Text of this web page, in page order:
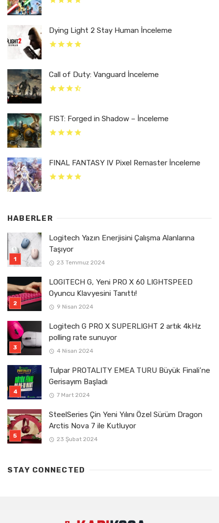
Dying Light 2 Stay Human İnceleme
Call of Duty: Vanguard İnceleme
FIST: Forged in Shadow – İnceleme
FINAL FANTASY IV Pixel Remaster İnceleme
HABERLER
Logitech Yazın Enerjisini Çalışma Alanlarına
Taşıyor
23 Temmuz 2024
LOGITECH G, Yeni PRO X 60 LIGHTSPEED
Oyuncu Klavyesini Tanıttı!
9 Nisan 2024
Logitech G PRO X SUPERLIGHT 2 artık 4kHz
polling rate sunuyor
4 Nisan 2024
Tulpar PROTALITY EMEA TURU Büyük Finali’ne
Gerisayım Başladı
7 Mart 2024
SteelSeries Çin Yeni Yılını Özel Sürüm Dragon
Arctis Nova 7 ile Kutluyor
23 Şubat 2024
STAY CONNECTED